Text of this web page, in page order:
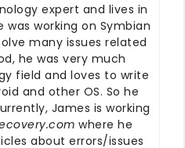
expert and lives in
was working on Symbian
many issues related
he was very much
field and loves to write
and other OS. So he
James is working
where he
about errors/issues